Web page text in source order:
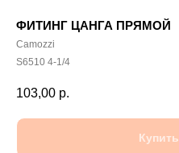
ФИТИНГ ЦАНГА ПРЯМОЙ
Camozzi
S6510 4-1/4
103,00 р.
Купить